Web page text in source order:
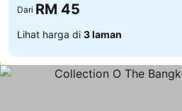
Dari RM 45
Lihat harga di 3 laman